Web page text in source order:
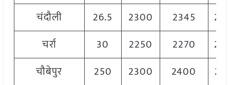
चंदौली
26.5 2300 2345
चर्रा
30 2250 2270
चौबेपुर
250 2300 2400